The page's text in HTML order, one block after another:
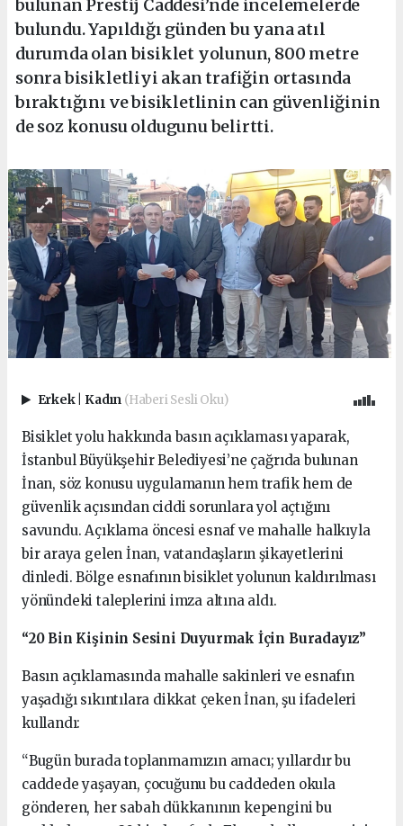
bulunan Prestij Caddesi’nde incelemelerde
bulundu. Yapıldığı günden bu yana atıl
durumda olan bisiklet yolunun, 800 metre
sonra bisikletliyi akan trafiğin ortasında
bıraktığını ve bisikletlinin can güvenliğinin
de soz konusu oldugunu belirtti.
Erkek Kadın (Haberi Sesli Oku)
Bisiklet yolu hakkında basın açıklaması yaparak,
İstanbul Büyükşehir Belediyesi’ne çağrıda bulunan
İnan, söz konusu uygulamanın hem trafik hem de
güvenlik açısından ciddi sorunlara yol açtığını
savundu. Açıklama öncesi esnaf ve mahalle halkıyla
bir araya gelen İnan, vatandaşların şikayetlerini
dinledi. Bölge esnafının bisiklet yolunun kaldırılması
yönündeki taleplerini imza altına aldı.
“20 Bin Kişinin Sesini Duyurmak İçin Buradayız”
Basın açıklamasında mahalle sakinleri ve esnafın
yaşadığı sıkıntılara dikkat çeken İnan, şu ifadeleri
kullandı:
“Bugün burada toplanmamızın amacı; yıllardır bu
caddede yaşayan, çocuğunu bu caddeden okula
gönderen, her sabah dükkanının kepengini bu